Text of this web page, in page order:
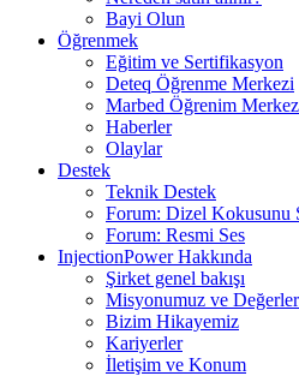
Bayi Olun
Öğrenmek
Eğitim ve Sertifikasyon
Deteq Öğrenme Merkezi
Marbed Öğrenim
Haberler
Olaylar
Destek
Teknik Destek
Forum: Dizel Kokusunu
Forum: Resmi Ses
InjectionPower Hakkında
Şirket genel bakışı
Misyonumuz ve
Bizim Hikayemiz
Kariyerler
İletişim ve Konum